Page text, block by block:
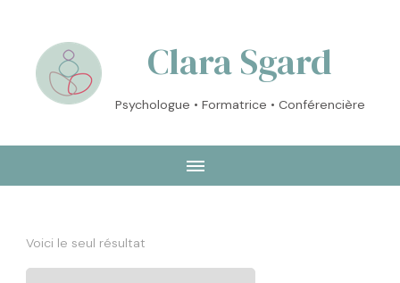
Clara Sgard
Psychologue • Formatrice • Conférencière
Voici le seul résultat